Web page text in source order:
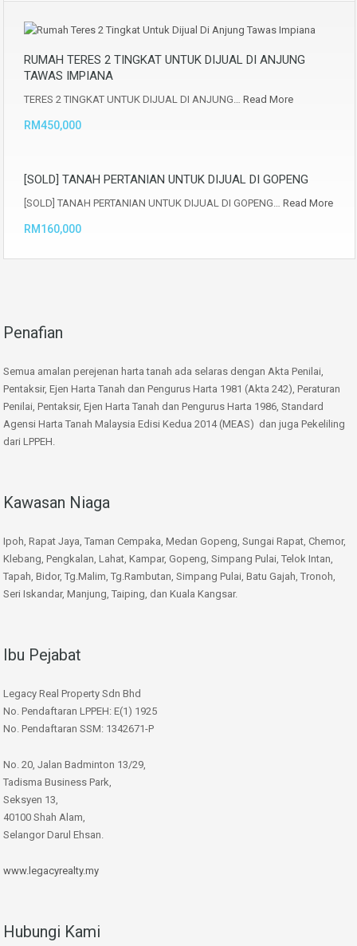
RUMAH TERES 2 TINGKAT UNTUK DIJUAL DI ANJUNG
TAWAS IMPIANA
TERES 2 TINGKAT UNTUK DIJUAL DI ANJUNG… Read More
RM450,000
[SOLD] TANAH PERTANIAN UNTUK DIJUAL DI GOPENG
[SOLD] TANAH PERTANIAN UNTUK DIJUAL DI GOPENG… Read More
RM160,000
Penafian
Semua amalan perejenan harta tanah ada selaras dengan Akta Penilai,
Pentaksir, Ejen Harta Tanah dan Pengurus Harta 1981 (Akta 242), Peraturan
Penilai, Pentaksir, Ejen Harta Tanah dan Pengurus Harta 1986, Standard
Agensi Harta Tanah Malaysia Edisi Kedua 2014 (MEAS) dan juga Pekeliling
dari LPPEH.
Kawasan Niaga
Ipoh, Rapat Jaya, Taman Cempaka, Medan Gopeng, Sungai Rapat, Chemor,
Klebang, Pengkalan, Lahat, Kampar, Gopeng, Simpang Pulai, Telok Intan,
Tapah, Bidor, Tg.Malim, Tg.Rambutan, Simpang Pulai, Batu Gajah, Tronoh,
Seri Iskandar, Manjung, Taiping, dan Kuala Kangsar.
Ibu Pejabat
Legacy Real Property Sdn Bhd
No. Pendaftaran LPPEH: E(1) 1925
No. Pendaftaran SSM: 1342671-P
No. 20, Jalan Badminton 13/29,
Tadisma Business Park,
Seksyen 13,
40100 Shah Alam,
Selangor Darul Ehsan.
www.legacyrealty.my
Hubungi Kami